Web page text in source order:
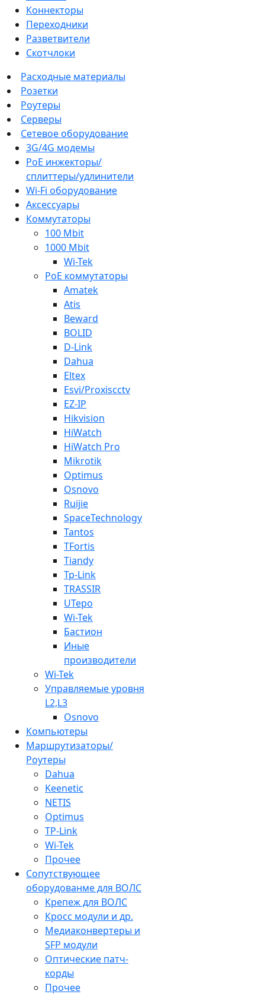
Коннекторы
Переходники
Разветвители
Скотчлоки
Расходные материалы
Розетки
Роутеры
Серверы
Сетевое оборудование
3G/4G модемы
PoE инжекторы/
сплиттеры/удлинители
Wi-Fi оборудование
Аксессуары
Коммутаторы
100 Mbit
1000 Mbit
Wi-Tek
PoE коммутаторы
Amatek
Atis
Beward
BOLID
D-Link
Dahua
Eltex
Esvi/Proxiscctv
EZ-IP
Hikvision
HiWatch
HiWatch Pro
Mikrotik
Optimus
Osnovo
Ruijie
SpaceTechnology
Tantos
TFortis
Tiandy
Tp-Link
TRASSIR
UTepo
Wi-Tek
Бастион
Иные
производители
Wi-Tek
Управляемые уровня
L2,L3
Osnovo
Компьютеры
Маршрутизаторы/
Роутеры
Dahua
Keenetic
NETIS
Optimus
TP-Link
Wi-Tek
Прочее
Сопутствующее
оборудованме для ВОЛС
Крепеж для ВОЛС
Кросс модули и др.
Медиаконвертеры и
SFP модули
Оптические патч-
корды
Прочее